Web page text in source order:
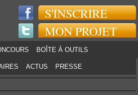
S'INSCRIRE
MON PROJET
BOÎTE À OUTILS
ACTUS PRESSE